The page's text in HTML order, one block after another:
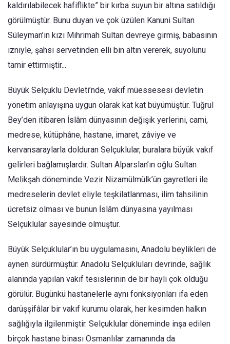
kaldırılabilecek hafiflikte” bir kırba suyun bir altına satıldığı
görülmüştür. Bunu duyan ve çok üzülen Kanuni Sultan
Süleyman’ın kızı Mihrimah Sultan devreye girmiş, babasının
izniyle, şahsi servetinden elli bin altın vererek, suyolunu
tamir ettirmiştir...
Büyük Selçuklu Devleti’nde, vakıf müessesesi devletin
yönetim anlayışına uygun olarak kat kat büyümüştür. Tuğrul
Bey’den itibaren İslâm dünyasının değişik yerlerini, cami,
medrese, kütüphâne, hastane, imaret, zâviye ve
kervansaraylarla dolduran Selçuklular, buralara büyük vakıf
gelirleri bağlamışlardır. Sultan Alparslan’ın oğlu Sultan
Melikşah döneminde Vezir Nizamülmülk’ün gayretleri ile
medreselerin devlet eliyle teşkilatlanması, ilim tahsilinin
ücretsiz olması ve bunun İslâm dünyasına yayılması
Selçuklular sayesinde olmuştur.
Büyük Selçuklular’ın bu uygulamasını, Anadolu beylikleri de
aynen sürdürmüştür. Anadolu Selçukluları devrinde, sağlık
alanında yapılan vakıf tesislerinin de bir hayli çok olduğu
görülür. Bugünkü hastanelerle aynı fonksiyonları ifa eden
darüşşifâlar bir vakıf kurumu olarak, her kesimden halkın
sağlığıyla ilgilenmiştir. Selçuklular döneminde inşa edilen
birçok hastane binası Osmanlılar zamanında da